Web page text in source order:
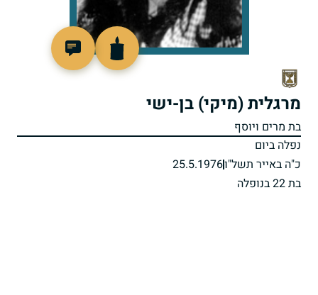
מרגלית (מיקי) בן-ישי
בת מרים ויוסף
נפלה ביום
כ"ה באייר תשל"ו25.5.1976
בת 22 בנופלה